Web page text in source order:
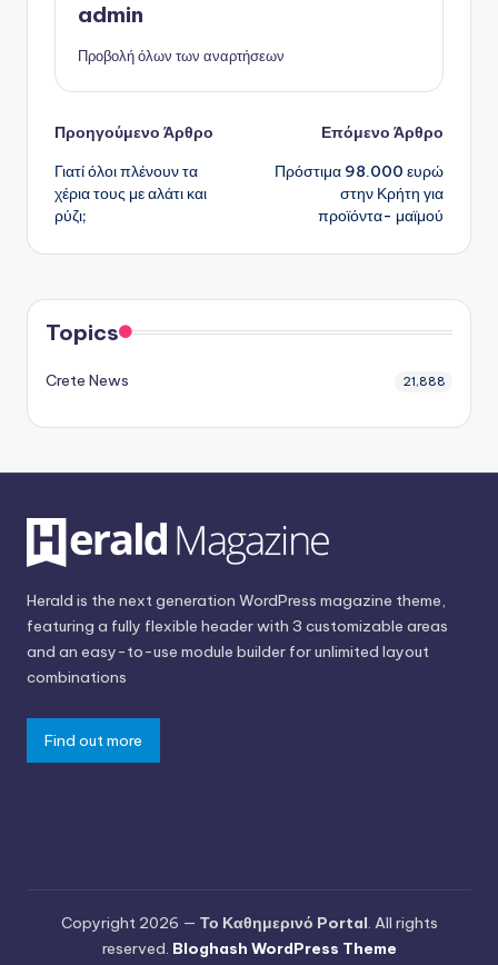
admin
Προβολή όλων των αναρτήσεων
Πλοήγηση
δημοσιεύσεων
Προηγούμενο Άρθρο
Γιατί όλοι πλένουν τα
χέρια τους με αλάτι και
ρύζι;
Επόμενο Άρθρο
Πρόστιμα 98.000 ευρώ
στην Κρήτη για
προϊόντα- μαϊμού
Topics
Crete News 21,888
Herald is the next generation WordPress magazine theme,
featuring a fully flexible header with 3 customizable areas
and an easy-to-use module builder for unlimited layout
combinations
Find out more
Copyright 2026 — Το Καθημερινό Portal. All rights
reserved. Bloghash WordPress Theme